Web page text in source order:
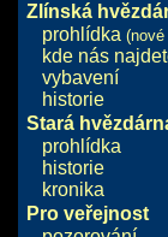
Zlínská
prohlídka
kde nás
vybavení
historie
Stará
prohlídka
historie
kronika
Pro veřejnost